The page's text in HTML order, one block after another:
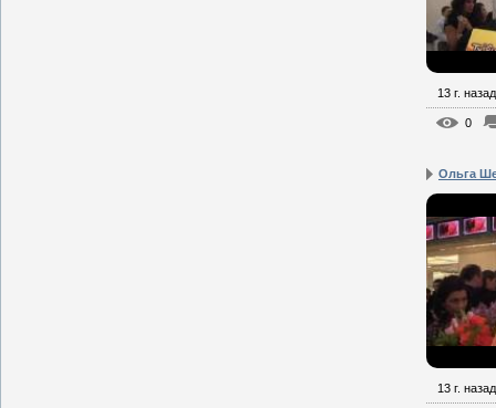
13 г. назад
0
Ольга
13 г. назад